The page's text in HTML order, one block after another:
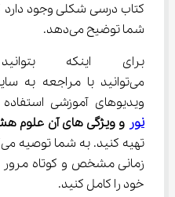
کتاب درسی شکلی وجود دارد
شما توضیح می‌دهد.
برای اینکه
می‌توانید با مراجعه به
ویدیوهای آموزشی
نور و ویژگی های آن علوم
زمانی مشخص و کوتاه مرور
خود را کامل کنید.